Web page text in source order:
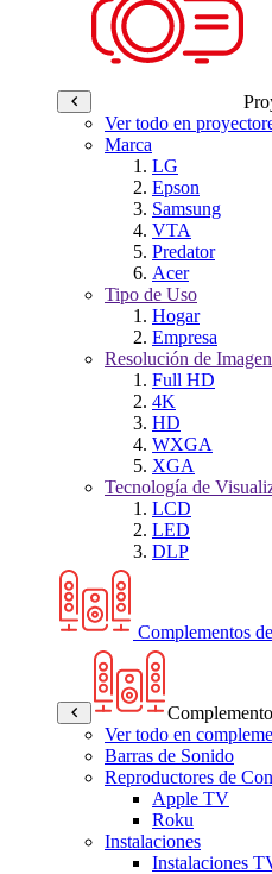
Ver todo en
Marca
LG
Epson
Samsung
VTA
Predator
Acer
Tipo de Uso
Hogar
Empresa
Resolución de Imagen
Full HD
4K
HD
WXGA
XGA
Tecnología de
LCD
LED
DLP
Complementos
Ver todo en
Barras de Sonido
Reproductores de
Apple TV
Roku
Instalaciones
Instalaciones